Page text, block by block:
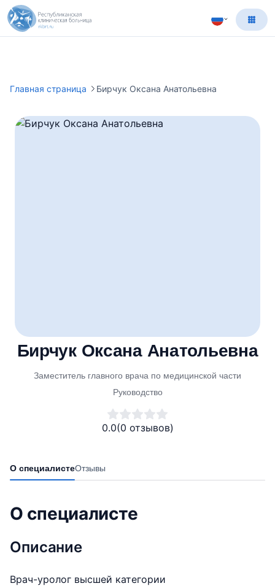
Главная страница Бирчук Оксана Анатольевна
Бирчук Оксана Анатольевна
Заместитель главного врача по медицинской части
Руководство
0.0(0 отзывов)
О специалистеОтзывы
О специалисте
Описание
Врач-уролог высшей категории